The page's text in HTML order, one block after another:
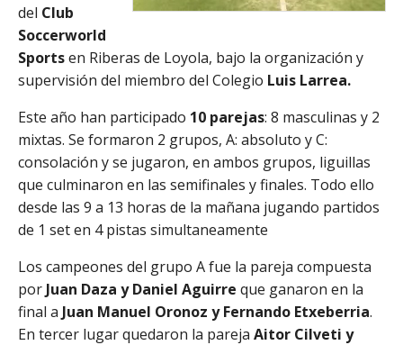
del Club
Soccerworld
Sportsen Riberas de Loyola, bajo la organización y
supervisión del miembro del Colegio Luis Larrea.
Este año han participado 10 parejas: 8 masculinas y 2
mixtas. Se formaron 2 grupos, A: absoluto y C:
consolación y se jugaron, en ambos grupos, liguillas
que culminaron en las semifinales y finales. Todo ello
desde las 9 a 13 horas de la mañana jugando partidos
de 1 set en 4 pistas simultaneamente
Los campeones del grupo A fue la pareja compuesta
por Juan Daza y Daniel Aguirre que ganaron en la
final a Juan Manuel Oronoz y Fernando Etxeberria.
En tercer lugar quedaron la pareja Aitor Cilveti y